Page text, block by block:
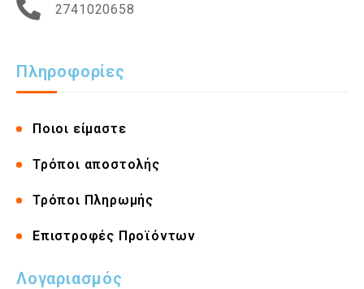
2741020658
Πληροφορίες
Ποιοι είμαστε
Τρόποι αποστολής
Τρόποι Πληρωμής
Επιστροφές Προϊόντων
Λογαριασμός